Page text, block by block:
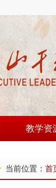
教学资
师资队
当前位置： 首